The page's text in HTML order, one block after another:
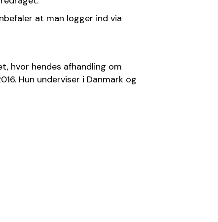
at man logger ind via
hvor hendes afhandling om
Hun underviser i Danmark og